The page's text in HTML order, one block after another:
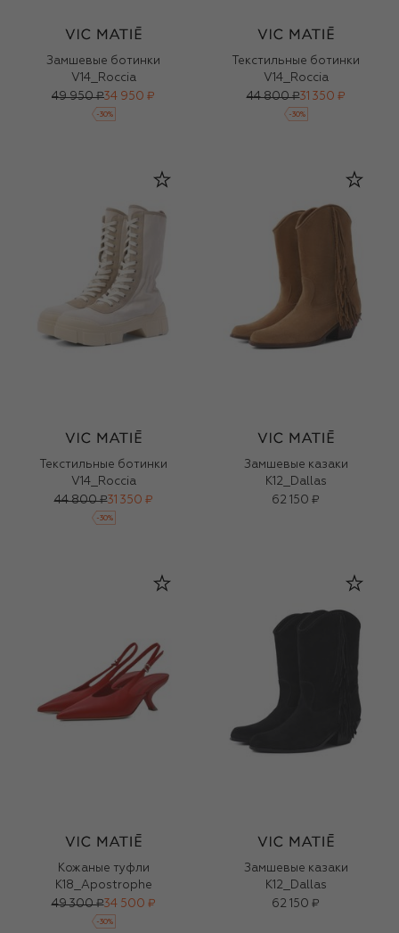
Замшевые ботинки
V14_Roccia
49 950 ₽34 950 ₽
-30%
Текстильные ботинки
V14_Roccia
44 800 ₽31 350 ₽
-30%
Текстильные ботинки
V14_Roccia
44 800 ₽31 350 ₽
-30%
Замшевые казаки
K12_Dallas
62 150 ₽
Кожаные туфли
K18_Apostrophe
49 300 ₽34 500 ₽
-30%
Замшевые казаки
K12_Dallas
62 150 ₽